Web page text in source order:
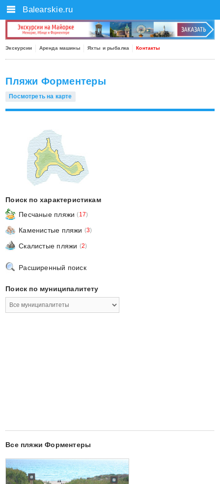
Экскурсии Аренда машины Яхты и рыбалка Контакты
Пляжи Форментеры
Посмотреть на карте
Поиск по характеристикам
Песчаные пляжи (17)
Каменистые пляжи (3)
Скалистые пляжи (2)
Расширенный поиск
Поиск по муниципалитету
Все пляжи Форментеры
Balearskie.ru